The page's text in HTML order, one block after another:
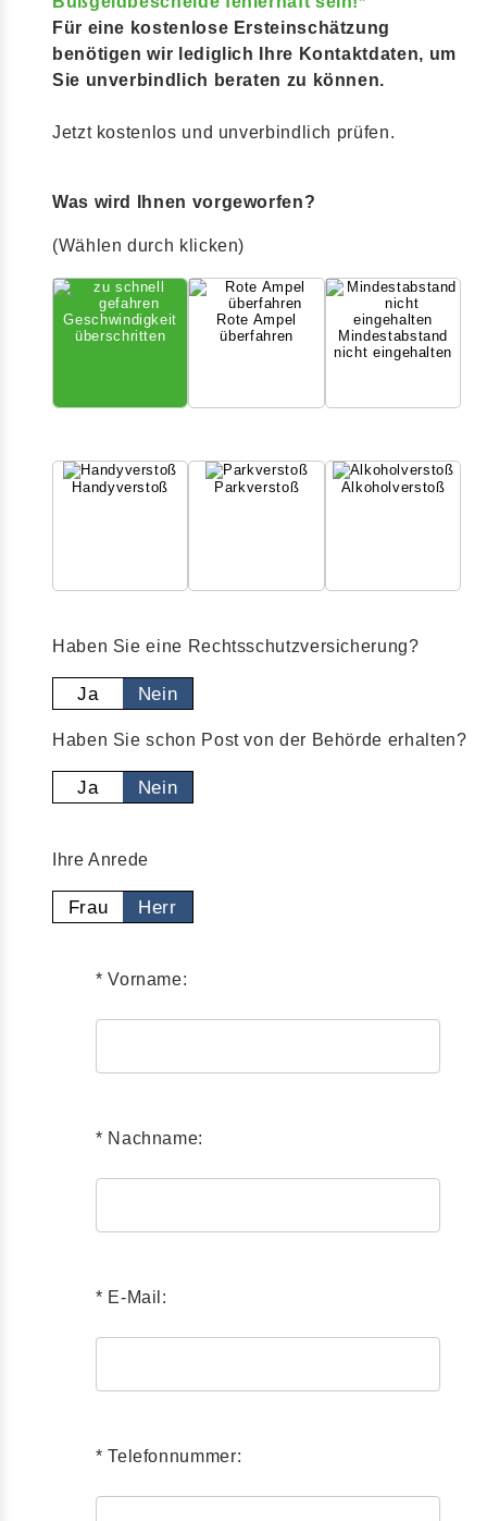
Für eine kostenlose Ersteinschätzung
benötigen wir lediglich Ihre Kontaktdaten, um
Sie unverbindlich beraten zu können.
Jetzt kostenlos und unverbindlich prüfen.
Was wird Ihnen vorgeworfen?
(Wählen durch klicken)
Geschwindigkeit
überschritten
Rote Ampel
überfahren
Mindestabstand
nicht eingehalten
Handyverstoß Parkverstoß Alkoholverstoß
Haben Sie eine Rechtsschutzversicherung?
Ja Nein
Haben Sie schon Post von der Behörde erhalten?
Ja Nein
Ihre Anrede
Frau Herr
* Vorname:
* Nachname:
* E-Mail:
* Telefonnummer: